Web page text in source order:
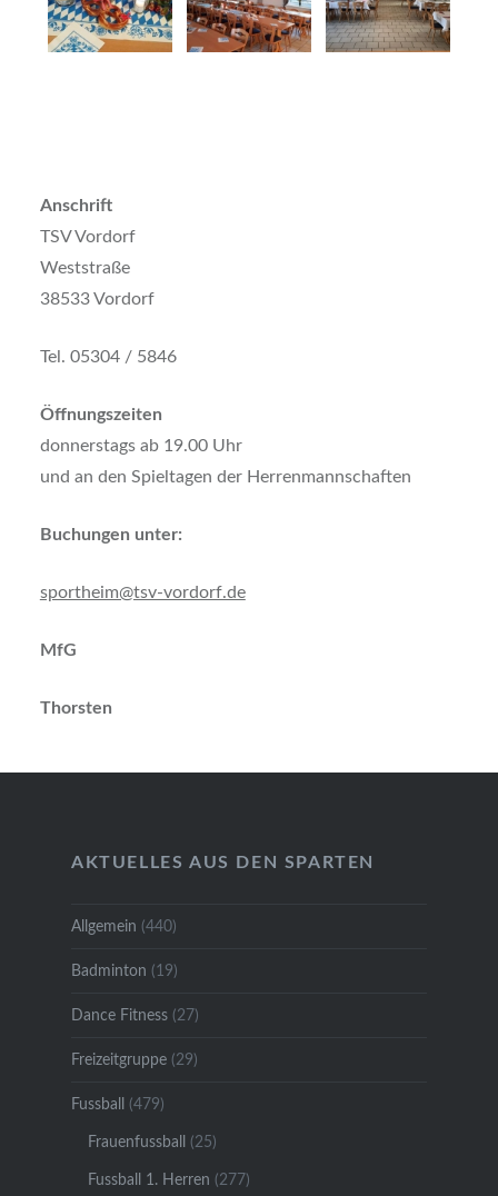
Anschrift
TSV Vordorf
Weststraße
38533 Vordorf
Tel. 05304 / 5846
Öffnungszeiten
donnerstags ab 19.00 Uhr
und an den Spieltagen der Herrenmannschaften
Buchungen unter:
sportheim@tsv-vordorf.de
MfG
Thorsten
AKTUELLES AUS DEN SPARTEN
Allgemein (440)
Badminton (19)
Dance Fitness(27)
Freizeitgruppe(29)
Fussball (479)
Frauenfussball (25)
Fussball 1. Herren (277)